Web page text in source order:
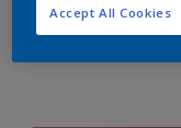
Accept All Cookies